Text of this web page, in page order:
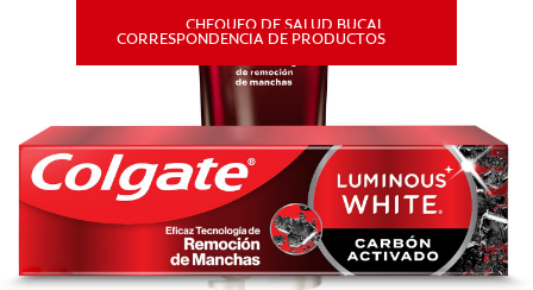
CHEQUEO DE SALUD BUCAL
CORRESPONDENCIA DE PRODUCTOS
PROMOCIONES
CHEQUEO DE SALUD BUCAL
CORRESPONDENCIA DE PRODUCTOS